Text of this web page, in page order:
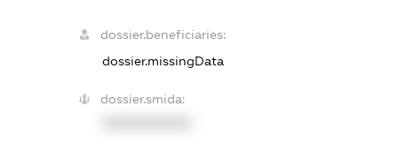
dossier.beneficiaries:
dossier.missingData
dossier.smida: